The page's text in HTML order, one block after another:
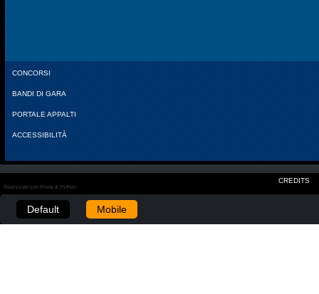
CONCORSI
BANDI DI GARA
PORTALE APPALTI
ACCESSIBILITÀ
CREDITS
Realizzato con Plone & Python
Default Mobile